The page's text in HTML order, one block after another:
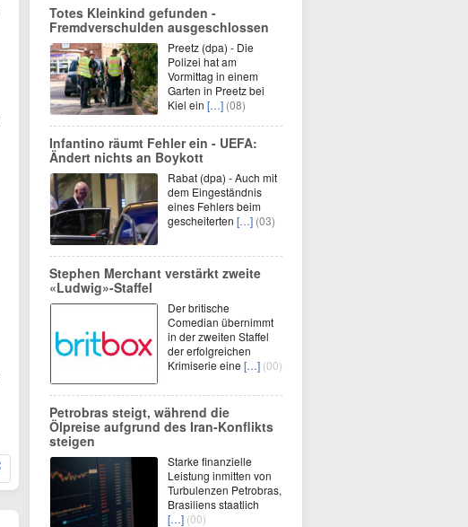
Totes Kleinkind gefunden -
Fremdverschulden ausgeschlossen
Preetz (dpa) - Die
Polizei hat am
Vormittag in einem
Garten in Preetz bei
Kiel ein […] (08)
Infantino räumt Fehler ein - UEFA:
Ändert nichts an Boykott
Rabat (dpa) - Auch mit
dem Eingeständnis
eines Fehlers beim
gescheiterten […] (03)
Stephen Merchant verstärkt zweite
«Ludwig»-Staffel
Der britische
Comedian übernimmt
in der zweiten Staffel
der erfolgreichen
Krimiserie eine […] (00)
Petrobras steigt, während die
Ölpreise aufgrund des Iran-Konflikts
steigen
Starke finanzielle
Leistung inmitten von
Turbulenzen Petrobras,
Brasiliens staatlich
[…] (00)